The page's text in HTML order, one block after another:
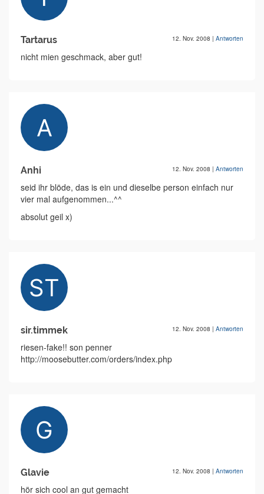
Tartarus 12. Nov. 2008 | Antworten
nicht mien geschmack, aber gut!
Anhi 12. Nov. 2008 | Antworten
seid ihr blöde, das is ein und dieselbe person einfach nur
vier mal aufgenommen...^^
absolut geil x)
sir.timmek 12. Nov. 2008 | Antworten
riesen-fake!! son penner
http://moosebutter.com/orders/index.php
Glavie 12. Nov. 2008 | Antworten
hör sich cool an gut gemacht